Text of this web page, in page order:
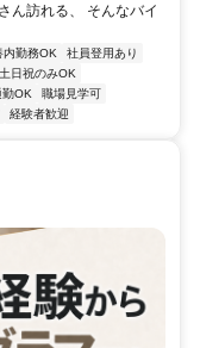
ん訪れる、 そんなバイ
内勤務OK
社員登用あり
土日祝のみOK
勤OK
職場見学可
経験者歓迎